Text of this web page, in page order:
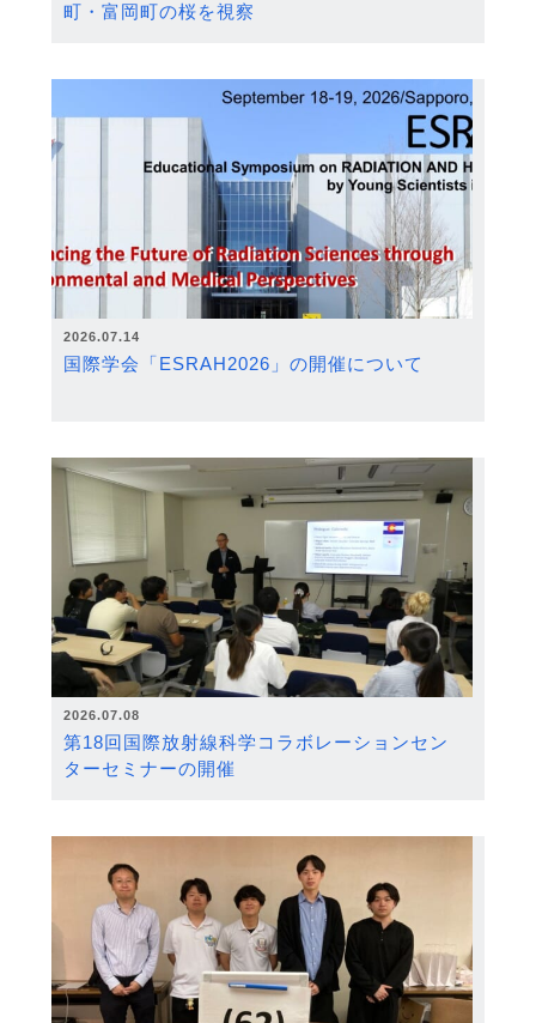
町・富岡町の桜を視察
2026.07.14
国際学会「ESRAH2026」の開催について
2026.07.08
第18回国際放射線科学コラボレーションセン
ターセミナーの開催